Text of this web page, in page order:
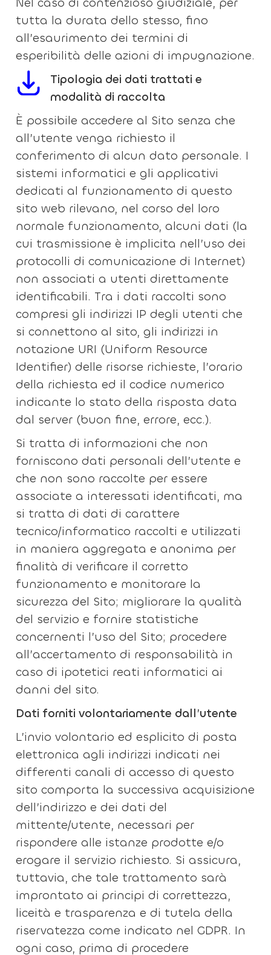
tutta la durata dello stesso, fino
all’esaurimento dei termini di
esperibilità delle azioni di impugnazione.
Tipologia dei dati trattati e
modalità di raccolta
È possibile accedere al Sito senza che
all’utente venga richiesto il
conferimento di alcun dato personale. I
sistemi informatici e gli applicativi
dedicati al funzionamento di questo
sito web rilevano, nel corso del loro
normale funzionamento, alcuni dati (la
cui trasmissione è implicita nell’uso dei
protocolli di comunicazione di Internet)
non associati a utenti direttamente
identificabili. Tra i dati raccolti sono
compresi gli indirizzi IP degli utenti che
si connettono al sito, gli indirizzi in
notazione URI (Uniform Resource
Identifier) delle risorse richieste, l’orario
della richiesta ed il codice numerico
indicante lo stato della risposta data
dal server (buon fine, errore, ecc.).
Si tratta di informazioni che non
forniscono dati personali dell’utente e
che non sono raccolte per essere
associate a interessati identificati, ma
si tratta di dati di carattere
tecnico/informatico raccolti e utilizzati
in maniera aggregata e anonima per
finalità di verificare il corretto
funzionamento e monitorare la
sicurezza del Sito; migliorare la qualità
del servizio e fornire statistiche
concernenti l’uso del Sito; procedere
all’accertamento di responsabilità in
caso di ipotetici reati informatici ai
danni del sito.
Dati forniti volontariamente dall’utente
L’invio volontario ed esplicito di posta
elettronica agli indirizzi indicati nei
differenti canali di accesso di questo
sito comporta la successiva acquisizione
dell’indirizzo e dei dati del
mittente/utente, necessari per
rispondere alle istanze prodotte e/o
erogare il servizio richiesto. Si assicura,
tuttavia, che tale trattamento sarà
improntato ai principi di correttezza,
liceità e trasparenza e di tutela della
riservatezza come indicato nel GDPR. In
ogni caso, prima di procedere